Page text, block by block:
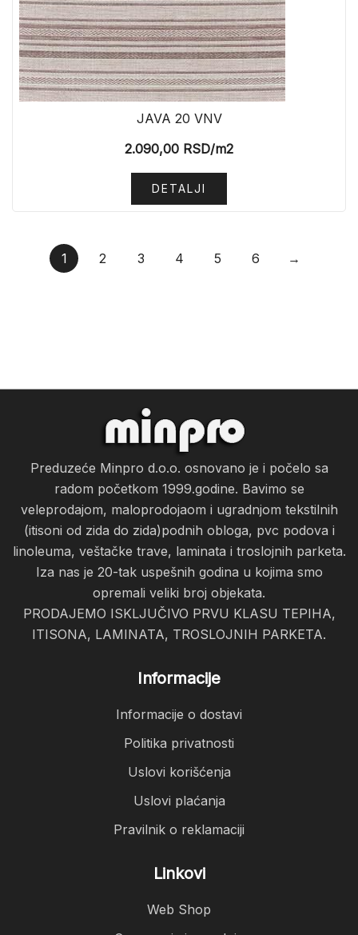
JAVA 20 VNV
2.090,00 RSD/m2
DETALJI
1 2 3 4 5 6 →
Preduzeće Minpro d.o.o. osnovano je i počelo sa
radom početkom 1999.godine. Bavimo se
veleprodajom, maloprodojaom i ugradnjom tekstilnih
(itisoni od zida do zida)podnih obloga, pvc podova i
linoleuma, veštačke trave, laminata i troslojnih parketa.
Iza nas je 20-tak uspešnih godina u kojima smo
opremali veliki broj objekata.
PRODAJEMO ISKLJUČIVO PRVU KLASU TEPIHA,
ITISONA, LAMINATA, TROSLOJNIH PARKETA.
Informacije
Informacije o dostavi
Politika privatnosti
Uslovi korišćenja
Uslovi plaćanja
Pravilnik o reklamaciji
Linkovi
Web Shop